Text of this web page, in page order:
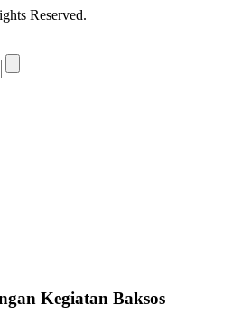
Reserved.
Kegiatan Baksos